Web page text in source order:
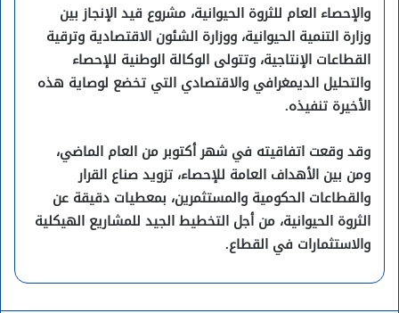
والإحصاء العام للثروة الحيوانية، مشروع قيد الإنجاز بين
وزارة التنمية الحيوانية، ووزارة الشئون الاقتصادية وترقية
القطاعات الإنتاجية، وتتولى الوكالة الوطنية للإحصاء
والتحليل الديمغرافي والاقتصادي التي تخضع لوصاية هذه
الأخيرة تنفيذه.
وقد وقعت اتفاقيته في شهر أكتوبر من العام الماضي،
ومن بين الأهداف العامة للإحصاء، تزويد صناع القرار
والقطاعات الحكومية والمستثمرين، بمعطيات دقيقة عن
الثروة الحيوانية، من أجل التخطيط الجيد للمشاريع الهيكلية
والاستثمارات في القطاع.